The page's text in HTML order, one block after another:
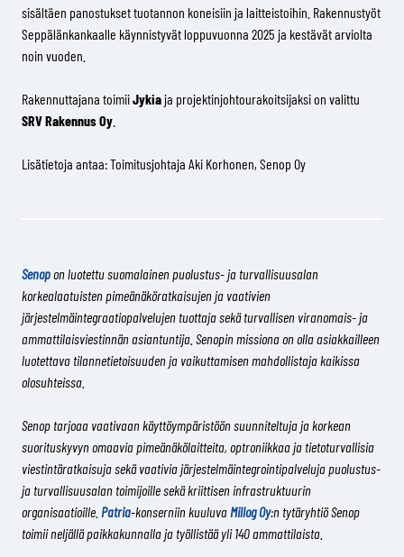
sisältäen panostukset tuotannon koneisiin ja laitteistoihin. Rakennustyöt
Seppälänkankaalle käynnistyvät loppuvuonna 2025 ja kestävät arviolta
noin vuoden.
Rakennuttajana toimiiJykiaja projektinjohtourakoitsijaksi on valittu
SRV Rakennus Oy
Lisätietoja antaa: Toimitusjohtaja Aki Korhonen, Senop Oy
Senopon luotettu suomalainen puolustus- ja turvallisuusalan
korkealaatuisten pimeänäköratkaisujen ja vaativien
järjestelmäintegraatiopalvelujen tuottaja sekä turvallisen viranomais- ja
ammattilaisviestinnän asiantuntija. Senopin missiona on olla asiakkailleen
luotettava tilannetietoisuuden ja vaikuttamisen mahdollistaja kaikissa
olosuhteissa.
Senop tarjoaa vaativaan käyttöympäristöön suunniteltuja ja korkean
suorituskyvyn omaavia pimeänäkölaitteita, optroniikkaa ja tietoturvallisia
viestintäratkaisuja sekä vaativia järjestelmäintegrointipalveluja puolustus-
ja turvallisuusalan toimijoille sekä kriittisen infrastruktuurin
organisaatioille. Patria-konserniin kuuluva Millog Oy:n tytäryhtiö Senop
toimii neljällä paikkakunnalla ja työllistää yli 140 ammattilaista.